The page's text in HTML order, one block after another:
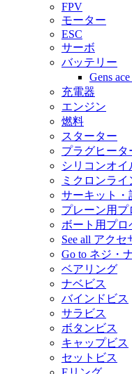
FPV
モーター
ESC
サーボ
バッテリー
Gens
充電器
エンジン
燃料
スターター
プラグヒータ
シリコンオイ
ミクロンラ
サーキット・
プレーン用プ
ボート用プロ
See all アクセ
Go to ネジ・
ベアリング
ナベビス
バインドビス
サラビス
ボタンビス
キャップビス
セットビス